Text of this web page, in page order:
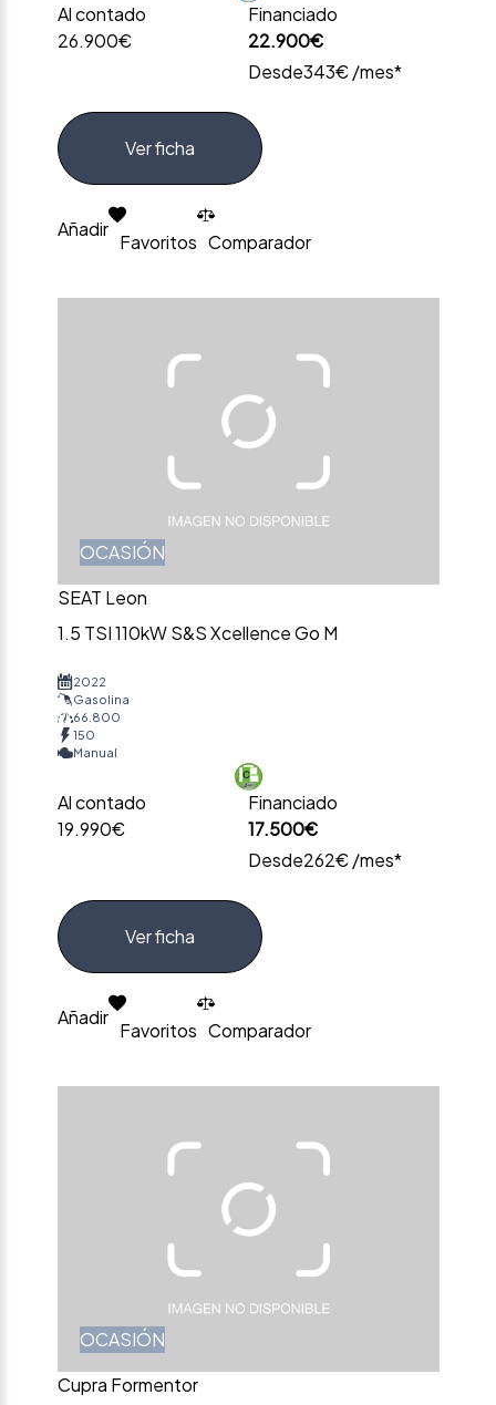
Al contado
26.900€
Financiado
22.900€
Desde343€ /mes*
Ver ficha
Añadir
Favoritos Comparador
OCASIÓN
SEAT Leon
1.5 TSI 110kW S&S Xcellence Go M
2022
Gasolina
66.800
150
Manual
Al contado
19.990€
Financiado
17.500€
Desde262€ /mes*
Ver ficha
Añadir
Favoritos Comparador
OCASIÓN
Cupra Formentor